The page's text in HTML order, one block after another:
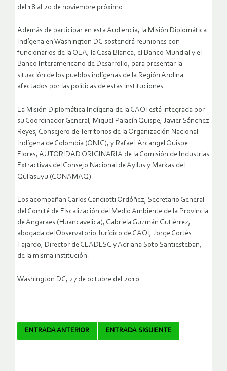
del 18 al 20 de noviembre próximo.
Además de participar en esta Audiencia, la Misión Diplomática
Indígena en Washington DC sostendrá reuniones con
funcionarios de la OEA, la Casa Blanca, el Banco Mundial y el
Banco Interamericano de Desarrollo, para presentar la
situación de los pueblos indígenas de la Región Andina
afectados por las políticas de estas instituciones.
La Misión Diplomática Indígena de la CAOI está integrada por
su Coordinador General, Miguel Palacín Quispe; Javier Sánchez
Reyes, Consejero de Territorios de la Organización Nacional
Indígena de Colombia (ONIC); y Rafael Arcangel Quispe
Flores, AUTORIDAD ORIGINARIA de la Comisión de Industrias
Extractivas del Consejo Nacional de Ayllus y Markas del
Qullasuyu (CONAMAQ).
Los acompañan Carlos Candiotti Ordóñez, Secretario General
del Comité de Fiscalización del Medio Ambiente de la Provincia
de Angaraes (Huancavelica); Gabriela Guzmán Gutiérrez,
abogada del Observatorio Jurídico de CAOI; Jorge Cortés
Fajardo, Director de CEADESC y Adriana Soto Santiesteban,
de la misma institución.
Washington DC, 27 de octubre del 2010.
Navegador
ENTRADA ANTERIOR ENTRADA SIGUIENTE